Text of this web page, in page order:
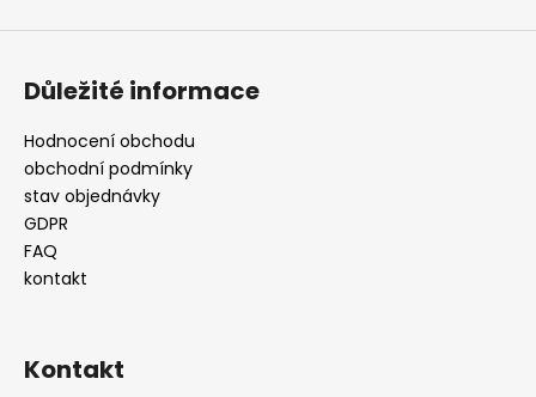
Důležité informace
Hodnocení obchodu
obchodní podmínky
stav objednávky
GDPR
FAQ
kontakt
Kontakt